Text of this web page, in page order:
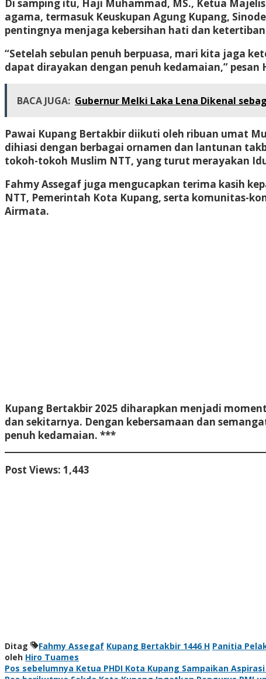
Di samping itu, Haji Muhammad, MS., Ketua
agama, termasuk Keuskupan Agung Kupang,
pentingnya menjaga kebersihan hati dan
“Setelah sebulan penuh berpuasa, mari kita jaga
dapat dirayakan dengan penuh kedamaian,” pesan
BACA JUGA: Gubernur Melki Laka Lena Dikenal
Pawai Kupang Bertakbir diikuti oleh ribuan umat
dihiasi dengan berbagai ornamen dan lantunan
tokoh-tokoh Muslim NTT, yang turut merayakan
Fahmy Assegaf juga mengucapkan terima kasih
NTT, Pemerintah Kota Kupang, serta komunitas-
Airmata.
Kupang Bertakbir 2025 diharapkan menjadi
dan sekitarnya. Dengan kebersamaan dan
penuh kedamaian. ***
Post Views: 1,443
Ditag Fahmy Assegaf Kupang Bertakbir 1446 H Panitia
oleh Hiro Tuames
Navigasi
Pos sebelumnya Ketua PHDI Kota Kupang Sampaikan